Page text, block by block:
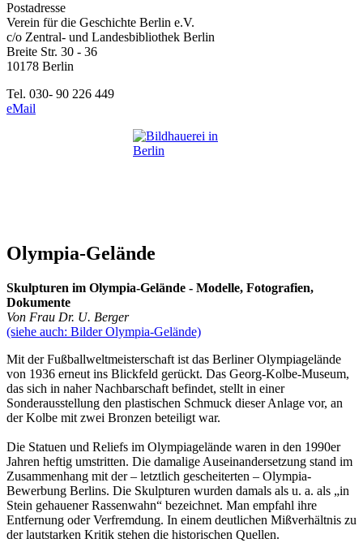
Postadresse
Verein für die Geschichte Berlin e.V.
c/o Zentral- und Landesbibliothek Berlin
Breite Str. 30 - 36
10178 Berlin
Tel. 030- 90 226 449
eMail
Olympia-Gelände
Skulpturen im Olympia-Gelände - Modelle, Fotografien,
Dokumente
Von Frau Dr. U. Berger
(siehe auch: Bilder Olympia-Gelände)
Mit der Fußballweltmeisterschaft ist das Berliner Olympiagelände
von 1936 erneut ins Blickfeld gerückt. Das Georg-Kolbe-Museum,
das sich in naher Nachbarschaft befindet, stellt in einer
Sonderausstellung den plastischen Schmuck dieser Anlage vor, an
der Kolbe mit zwei Bronzen beteiligt war.
Die Statuen und Reliefs im Olympiagelände waren in den 1990er
Jahren heftig umstritten. Die damalige Auseinandersetzung stand im
Zusammenhang mit der – letztlich gescheiterten – Olympia-
Bewerbung Berlins. Die Skulpturen wurden damals als u. a. als „in
Stein gehauener Rassenwahn“ bezeichnet. Man empfahl ihre
Entfernung oder Verfremdung. In einem deutlichen Mißverhältnis zu
der lautstarken Kritik stehen die historischen Quellen.